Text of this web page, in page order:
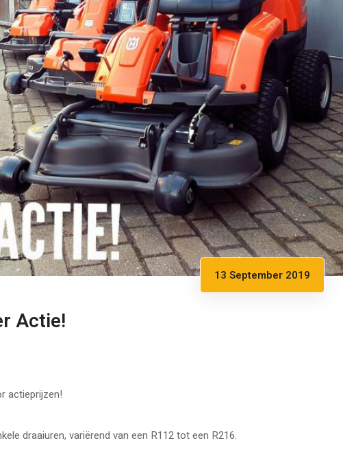
13 September 2019
Actie!
actieprijzen!
draaiuren, variërend van een R112 tot een R216.